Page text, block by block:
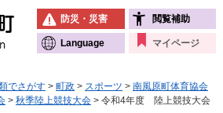
ューを飛ばして本文へ
防災・災害 閲覧補助
Language マイページ
でさがす > 町政 > スポーツ > 南風原町体育協会
> 秋季陸上競技大会 > 令和4年度 陸上競技大会